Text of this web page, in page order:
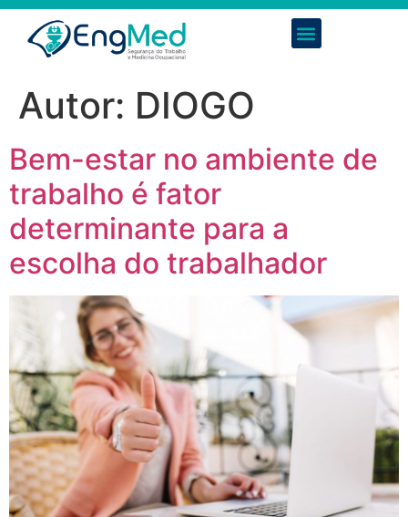
Autor: DIOGO
Bem-estar no ambiente de
trabalho é fator
determinante para a
escolha do trabalhador